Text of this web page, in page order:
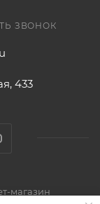
ЗВОНОК
433
магазин